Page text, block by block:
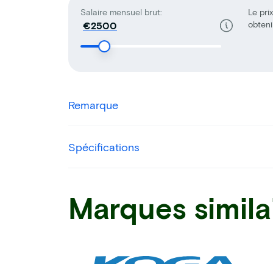
Salaire mensuel brut:
€
Le
Remarque
Spécifications
Marques